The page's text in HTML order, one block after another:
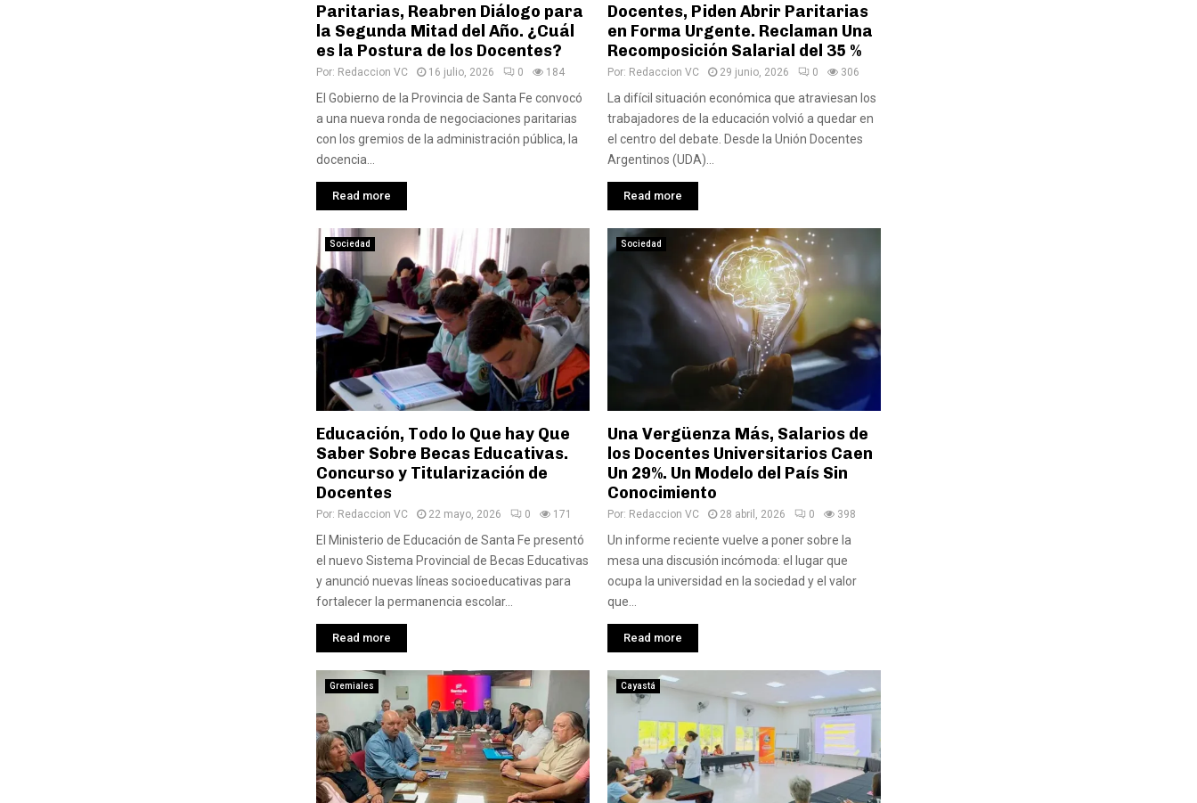
Paritarias, Reabren Diálogo para
la Segunda Mitad del Año. ¿Cuál
es la Postura de los Docentes?
Por: Redaccion VC 16 julio, 2026 0 184
El Gobierno de la Provincia de Santa Fe convocó
a una nueva ronda de negociaciones paritarias
con los gremios de la administración pública, la
docencia...
Read more
Docentes, Piden Abrir Paritarias
en Forma Urgente. Reclaman Una
Recomposición Salarial del 35 %
Por: Redaccion VC 29 junio, 2026 0 306
La difícil situación económica que atraviesan los
trabajadores de la educación volvió a quedar en
el centro del debate. Desde la Unión Docentes
Argentinos (UDA)...
Read more
Sociedad
Educación, Todo lo Que hay Que
Saber Sobre Becas Educativas.
Concurso y Titularización de
Docentes
Por: Redaccion VC 22 mayo, 2026 0 171
El Ministerio de Educación de Santa Fe presentó
el nuevo Sistema Provincial de Becas Educativas
y anunció nuevas líneas socioeducativas para
fortalecer la permanencia escolar...
Read more
Sociedad
Una Vergüenza Más, Salarios de
los Docentes Universitarios Caen
Un 29%. Un Modelo del País Sin
Conocimiento
Por: Redaccion VC 28 abril, 2026 0 398
Un informe reciente vuelve a poner sobre la
mesa una discusión incómoda: el lugar que
ocupa la universidad en la sociedad y el valor
que...
Read more
Gremiales Cayastá